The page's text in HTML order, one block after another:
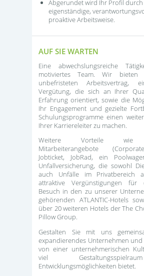
Abgerundet wird Ihr Profil
eigenständige,
proaktive Arbeitsweise.
AUF SIE WARTEN
Eine abwechslungsreiche
motiviertes Team. Wir bieten
unbefristeten Arbeitsvertrag,
Vergütung, die sich an Ihrer
Erfahrung orientiert, sowie die
Ihr Engagement und gezielte
Schulungsprogramme einen
Ihrer Karriereleiter zu machen.
Weitere Vorteile wie
Mitarbeiterangebote
Jobticket, JobRad, ein
Unfallversicherung, die sowohl
auch Unfälle im Privatbereich
attraktive Vergünstigungen für
Besuch in den zu unserer
gehörenden ATLANTIC-Hotels
über 20 weiteren Hotels der The
Pillow Group.
Gestalten Sie mit uns
expandierendes Unternehmen
von einer unternehmerischen
viel
Entwicklungsmöglichkeiten bietet.